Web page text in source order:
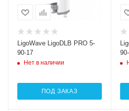
LigoWave LigoDLB PRO 5-
90-17
Нет в наличии
ПОД ЗАКАЗ